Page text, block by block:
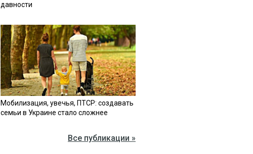
давности
Мобилизация, увечья, ПТСР: создавать
семьи в Украине стало сложнее
Все публикации »